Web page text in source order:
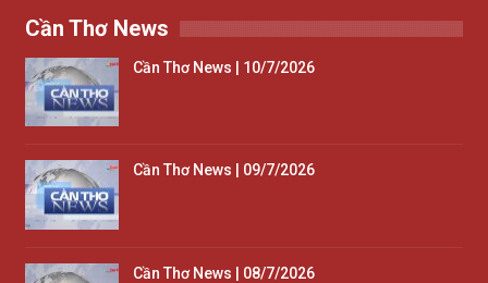
Cần Thơ News
Cần Thơ News | 10/7/2026
Cần Thơ News | 09/7/2026
Cần Thơ News | 08/7/2026